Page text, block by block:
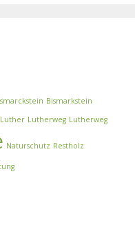
Bismarkstein
Luther Lutherweg Lutherweg
Naturschutz Restholz